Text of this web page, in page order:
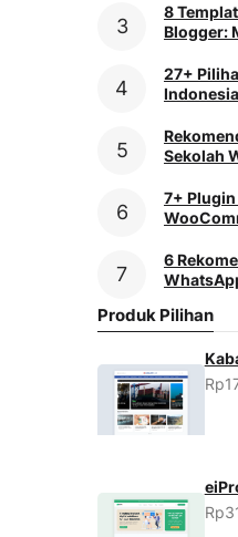
8
Blogger:
27+
Sekolah
7+
6
Produk Pilihan